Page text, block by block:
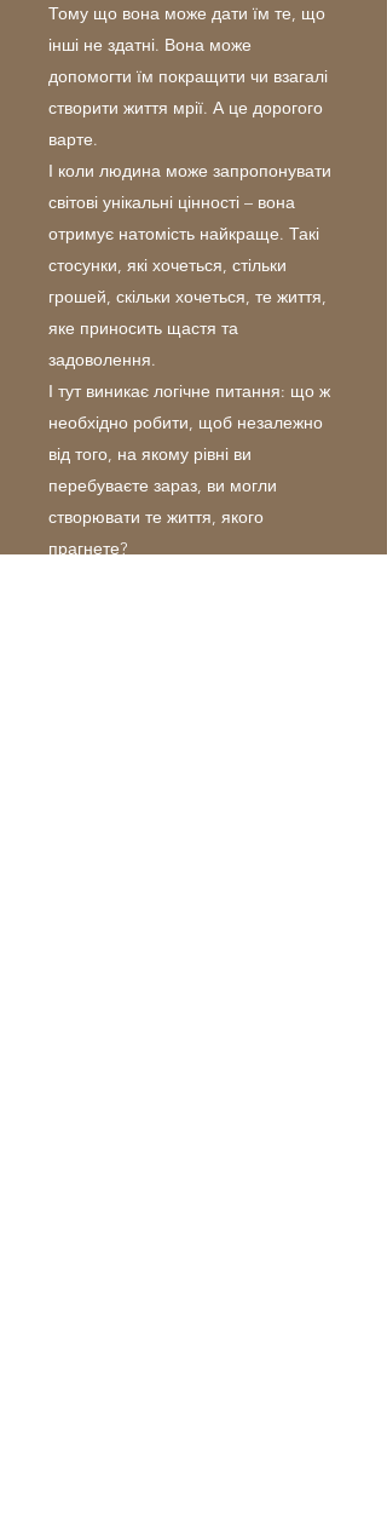
Тому що вона може дати їм те, що
інші не здатні. Вона може
допомогти їм покращити чи взагалі
створити життя мрії. А це дорогого
варте.
І коли людина може запропонувати
світові унікальні цінності – вона
отримує натомість найкраще. Такі
стосунки, які хочеться, стільки
грошей, скільки хочеться, те життя,
яке приносить щастя та
задоволення.
І тут виникає логічне питання: що ж
необхідно робити, щоб незалежно
від того, на якому рівні ви
перебуваєте зараз, ви могли
створювати те життя, якого
прагнете?